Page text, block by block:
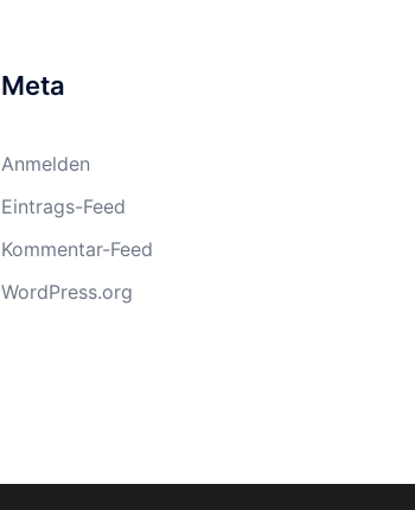
Meta
Anmelden
Eintrags-Feed
Kommentar-Feed
WordPress.org